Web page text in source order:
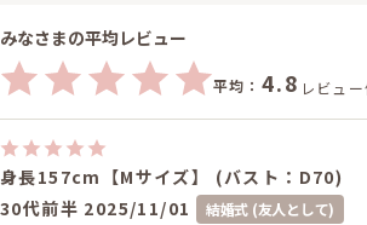
みなさまの平均レビュー
平均： 4.8 レビュ
身長157cm【Mサイズ】 (バスト：D70)
30代前半 2025/11/01
結婚式 (友人として)